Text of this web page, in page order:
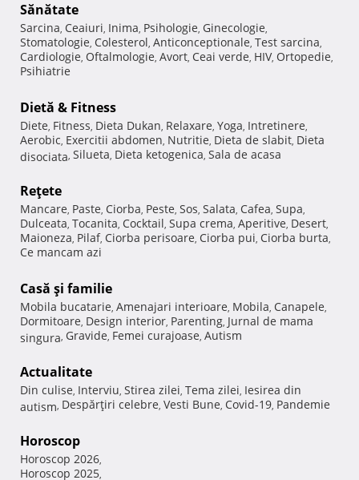
Sănătate
Sarcina, Ceaiuri, Inima, Psihologie, Ginecologie,
Stomatologie, Colesterol, Anticonceptionale, Test sarcina,
Cardiologie, Oftalmologie, Avort, Ceai verde, HIV, Ortopedie,
Psihiatrie
Dietă & Fitness
Diete, Fitness, Dieta Dukan, Relaxare, Yoga, Intretinere,
Aerobic, Exercitii abdomen, Nutritie, Dieta de slabit, Dieta
disociata, Silueta, Dieta ketogenica, Sala de acasa
Reţete
Mancare, Paste, Ciorba, Peste, Sos, Salata, Cafea, Supa,
Dulceata, Tocanita, Cocktail, Supa crema, Aperitive, Desert,
Maioneza, Pilaf, Ciorba perisoare, Ciorba pui, Ciorba burta,
Ce mancam azi
Casă şi familie
Mobila bucatarie, Amenajari interioare, Mobila, Canapele,
Dormitoare, Design interior, Parenting, Jurnal de mama
singura, Gravide, Femei curajoase, Autism
Actualitate
Din culise, Interviu, Stirea zilei, Tema zilei, Iesirea din
autism, Despărţiri celebre, Vesti Bune, Covid-19, Pandemie
Horoscop
Horoscop 2026,
Horoscop 2025,